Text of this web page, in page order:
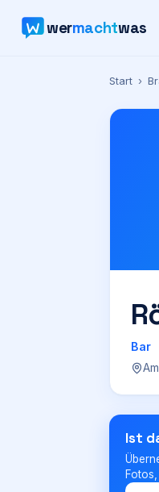
wermachtwas
Start ›
Bar
Ist